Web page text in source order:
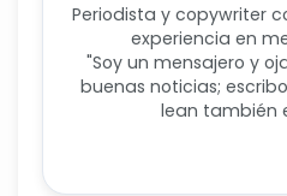
Periodista y copywriter
experiencia en
"Soy un mensajero y
buenas noticias;
lean también